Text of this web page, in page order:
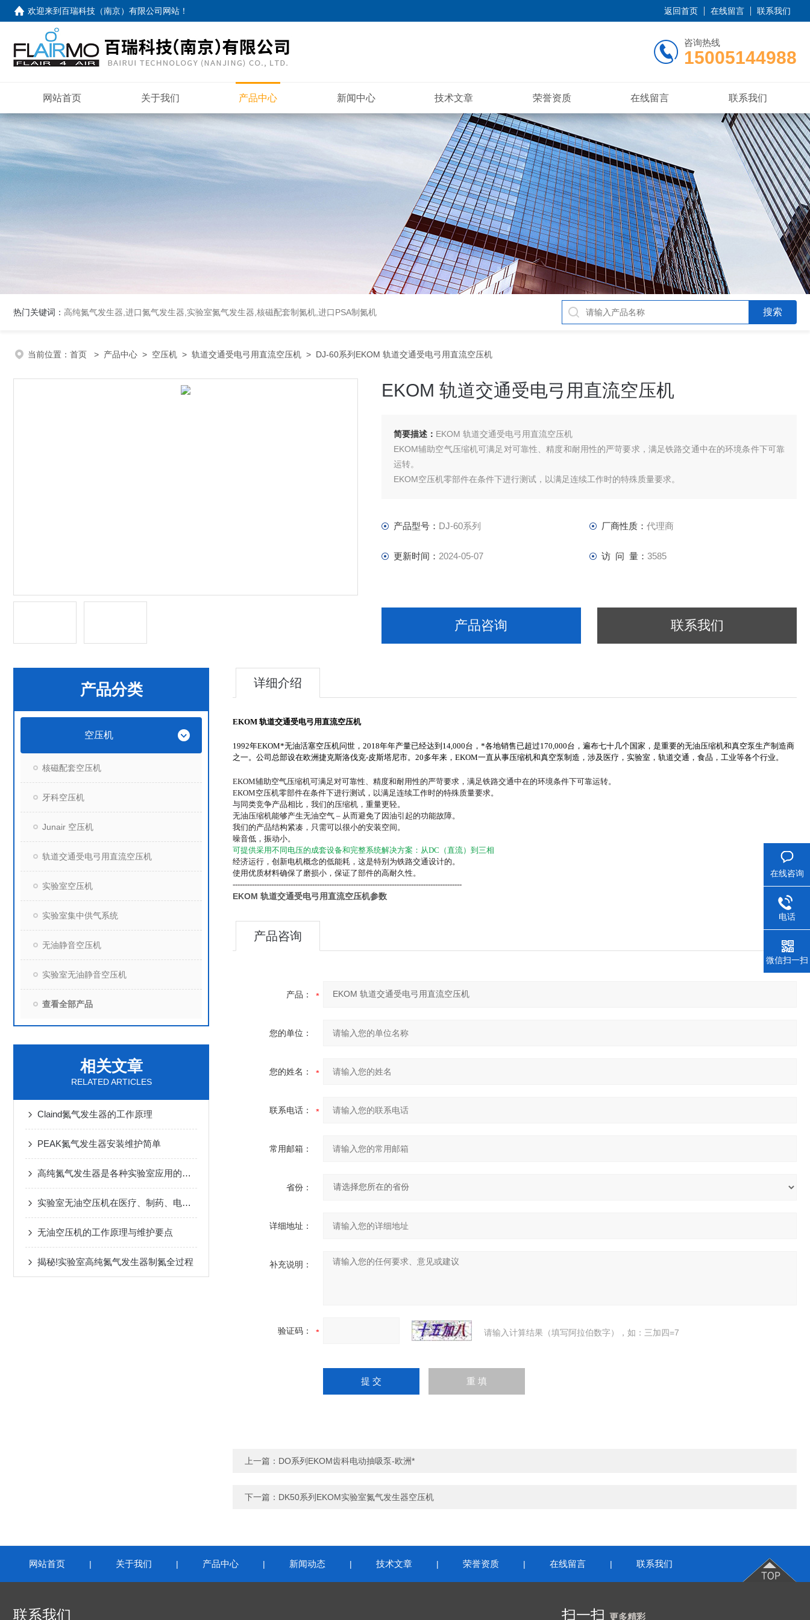
欢迎来到百瑞科技（南京）有限公司网站 ！ 返回首页 在线留言 联系我们
咨询热线
15005144988
网站首页 关于我们 产品中心 新闻中心 技术文章 荣誉资质 在线留言 联系我们
热门关键词： 高纯氮气发生器,进口氮气发生器,实验室氮气发生器,核磁配套制氮机,进口PSA制氮机
当前位置： 首页 > 产品中心 > 空压机 > 轨道交通受电弓用直流空压机 > DJ-60系列EKOM 轨道交通受电弓用直流空压机
EKOM 轨道交通受电弓用直流空压机
简要描述： EKOM 轨道交通受电弓用直流空压机
EKOM辅助空气压缩机可满足对可靠性、精度和耐用性的严苛要求，满足铁路交通中在的环境条件下可靠
运转。
EKOM空压机零部件在条件下进行测试，以满足连续工作时的特殊质量要求。
我们的产品结构紧凑，只需可以很小的安装空间。
产品型号： DJ-60系列 厂商性质： 代理商
更新时间： 2024-05-07 访 问 量： 3585
产品咨询 联系我们
产品分类
空压机
核磁配套空压机
牙科空压机
Junair 空压机
轨道交通受电弓用直流空压机
实验室空压机
实验室集中供气系统
无油静音空压机
实验室无油静音空压机
查看全部产品
相关文章
RELATED ARTICLES
Claind氮气发生器的工作原理
PEAK氮气发生器安装维护简单
高纯氮气发生器是各种实验室应用的理想选择
实验室无油空压机在医疗、制药、电子等领域中广泛应用
无油空压机的工作原理与维护要点
揭秘!实验室高纯氮气发生器制氮全过程
详细介绍
EKOM 轨道交通受电弓用直流空压机
1992年EKOM*无油活塞空压机问世，2018年年产量已经达到14,000台，*各地销售已超过170,000台，遍布七十几个国家，是重要的无油压缩机和真空泵生产制造商
之一。公司总部设在欧洲捷克斯洛伐克-皮斯塔尼市。20多年来，EKOM一直从事压缩机和真空泵制造，涉及医疗，实验室，轨道交通，食品，工业等各个行业。
EKOM辅助空气压缩机可满足对可靠性、精度和耐用性的严苛要求，满足铁路交通中在的环境条件下可靠运转。
EKOM空压机零部件在条件下进行测试，以满足连续工作时的特殊质量要求。
与同类竞争产品相比，我们的压缩机，重量更轻。
无油压缩机能够产生无油空气 – 从而避免了因油引起的功能故障。
我们的产品结构紧凑，只需可以很小的安装空间。
噪音低，振动小。
可提供采用不同电压的成套设备和完整系统解决方案：从DC（直流）到三相
经济运行，创新电机概念的低能耗，这是特别为铁路交通设计的。
使用优质材料确保了磨损小，保证了部件的高耐久性。
-----------------------------------------------------------------------------------------------
EKOM 轨道交通受电弓用直流空压机参数
产品咨询
产品：
您的单位：
您的姓名：
联系电话：
常用邮箱：
省份：
详细地址：
补充说明：
验证码： 请输入计算结果（填写阿拉伯数字），如：三加四=7
上一篇： DO系列EKOM齿科电动抽吸泵-欧洲*
下一篇： DK50系列EKOM实验室氮气发生器空压机
网站首页 | 关于我们 | 产品中心 | 新闻动态 | 技术文章 | 荣誉资质 | 在线留言 | 联系我们
联系我们 扫一扫 更多精彩
在线咨询
电话
微信扫一扫